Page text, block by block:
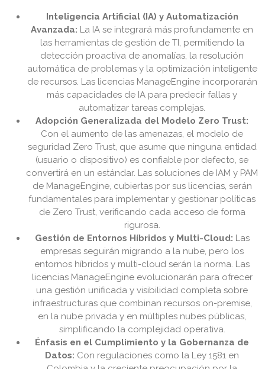
Inteligencia Artificial (IA) y Automatización
Avanzada: La IA se integrará más profundamente en
las herramientas de gestión de TI, permitiendo la
detección proactiva de anomalías, la resolución
automática de problemas y la optimización inteligente
de recursos. Las licencias ManageEngine incorporarán
más capacidades de IA para predecir fallas y
automatizar tareas complejas.
Adopción Generalizada del Modelo Zero Trust:
Con el aumento de las amenazas, el modelo de
seguridad Zero Trust, que asume que ninguna entidad
(usuario o dispositivo) es confiable por defecto, se
convertirá en un estándar. Las soluciones de IAM y PAM
de ManageEngine, cubiertas por sus licencias, serán
fundamentales para implementar y gestionar políticas
de Zero Trust, verificando cada acceso de forma
rigurosa.
Gestión de Entornos Híbridos y Multi-Cloud: Las
empresas seguirán migrando a la nube, pero los
entornos híbridos y multi-cloud serán la norma. Las
licencias ManageEngine evolucionarán para ofrecer
una gestión unificada y visibilidad completa sobre
infraestructuras que combinan recursos on-premise,
en la nube privada y en múltiples nubes públicas,
simplificando la complejidad operativa.
Énfasis en el Cumplimiento y la Gobernanza de
Datos: Con regulaciones como la Ley 1581 en